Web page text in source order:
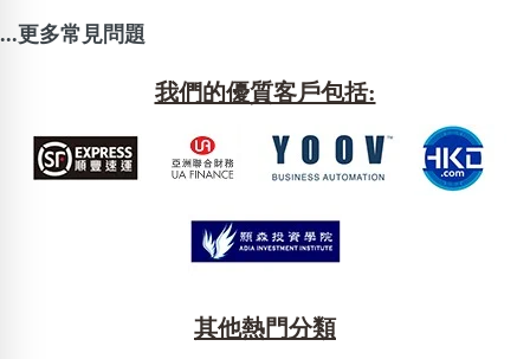
...更多常見問題
我們的優質客戶包括:
其他熱門分類